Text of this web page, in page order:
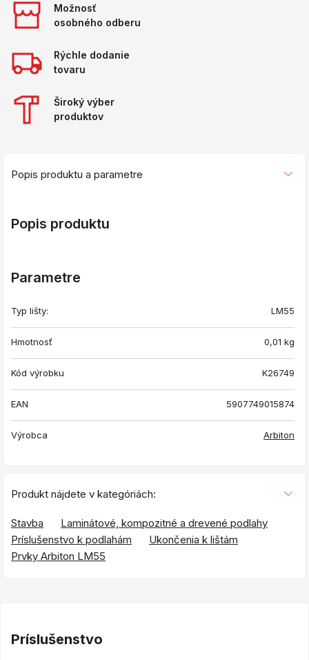
Možnosť
osobného odberu
Rýchle dodanie
tovaru
Široký výber
produktov
Popis produktu a parametre
Popis produktu
Parametre
Typ lišty: LM55
Hmotnosť 0,01 kg
Kód výrobku K26749
EAN 5907749015874
Výrobca Arbiton
Produkt nájdete v kategóriách:
Stavba
Laminátové, kompozitné a drevené podlahy
Príslušenstvo k podlahám
Ukončenia k lištám
Prvky Arbiton LM55
Príslušenstvo